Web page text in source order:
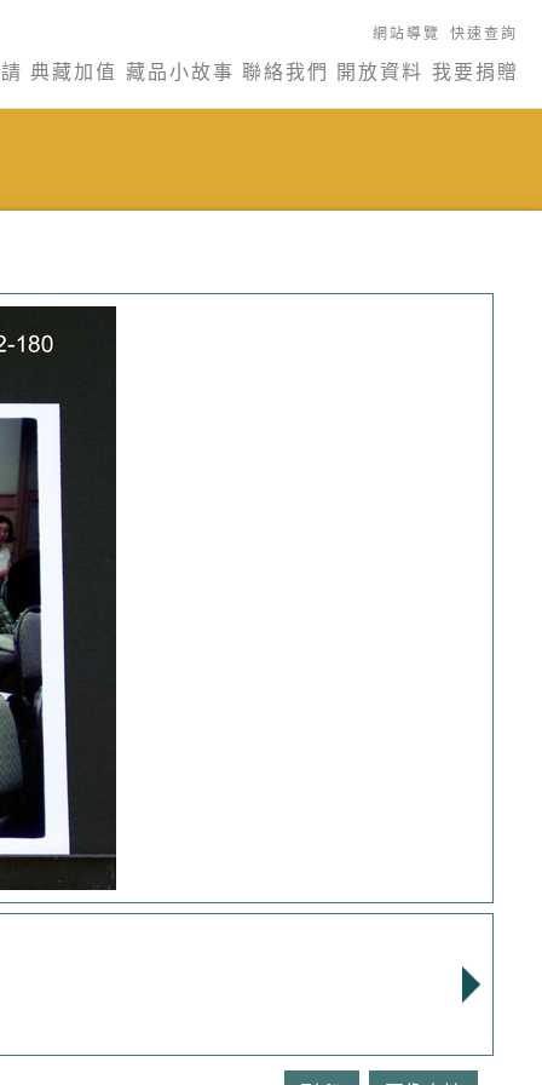
網站導覽 快速查詢
典藏加值 藏品小故事 聯絡我們 開放資料 我要捐贈